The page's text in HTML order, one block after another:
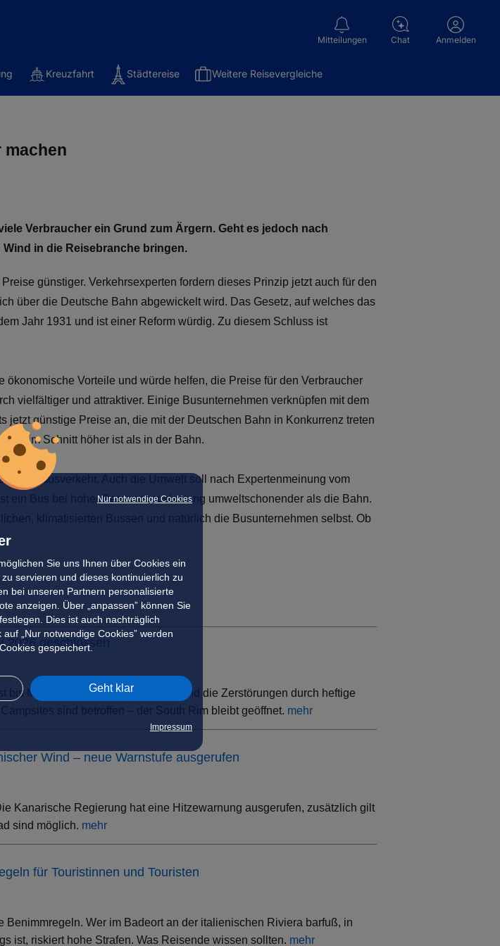
Nur notwendige Cookies
Sie uns Ihnen über Cookies ein
servieren und dieses kontinuierlich zu
bei unseren Partnern personalisierte
anzeigen. Über „anpassen” können Sie
Dies ist auch nachträglich
„Nur notwendige Cookies” werden
gespeichert.
Geht klar
Impressum
Mitteilungen Chat Anmelden
Kreuzfahrt Städtereise Weitere Reisevergleiche
Verbraucher ein Grund zum Ärgern. Geht es jedoch nach
in die Reisebranche bringen.
günstiger. Verkehrsexperten fordern dieses Prinzip jetzt auch für den
über die Deutsche Bahn abgewickelt wird. Das Gesetz, auf welches das
Jahr 1931 und ist einer Reform würdig. Zu diesem Schluss ist
Vorteile und würde helfen, die Preise für den Verbraucher
vielfältiger und attraktiver. Einige Busunternehmen verknüpfen mit dem
günstige Preise an, die mit der Deutschen Bahn in Konkurrenz treten
im Schnitt höher ist als in der Bahn.
Auch die Umwelt soll nach Expertenmeinung vom
ein Bus bei hoher Personenauslastung umweltschonender als die Bahn.
klimatisierten Bussen und natürlich die Busunternehmen selbst. Ob
2026 geschlossen
bis Mai 2026 geschlossen. Grund sind die Zerstörungen durch heftige
sind betroffen – der South Rim bleibt geöffnet. mehr
Wind – neue Warnstufe ausgerufen
Kanarische Regierung hat eine Hitzewarnung ausgerufen, zusätzlich gilt
sind möglich. mehr
für Touristinnen und Touristen
Benimmregeln. Wer im Badeort an der italienischen Riviera barfuß, in
ist, riskiert hohe Strafen. Was Reisende wissen sollten. mehr